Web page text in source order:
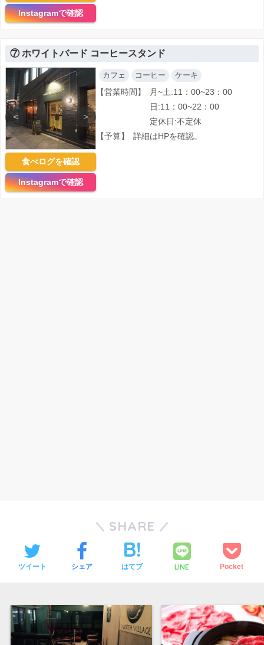
Instagramで確認
⑦ ホワイトバード コーヒースタンド
< >
食べログを確認
Instagramで確認
カフェ コーヒー ケーキ
【営業時間】
月~土:11：00~23：00
日:11：00~22：00
定休日:不定休
【予算】
詳細はHPを確認。
SHARE
ツイート シェア はてブ LINE Pocket